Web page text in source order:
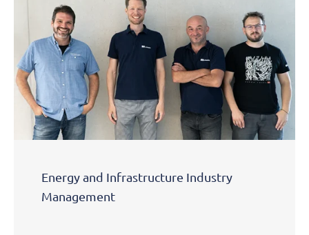
Energy and Infrastructure Industry
Management